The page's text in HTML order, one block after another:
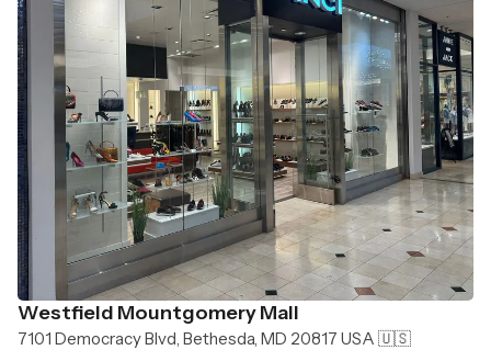
Westfield Mountgomery Mall
7101 Democracy Blvd, Bethesda, MD 20817 USA 🇺🇸